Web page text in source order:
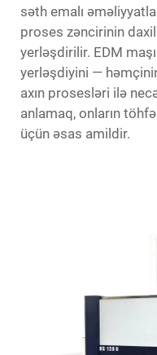
səth emalı
proses zəncirinin
yerləşdirilir. EDM
yerləşdiyini — həmçinin
axın prosesləri ilə
anlamaq, onların
üçün əsas amildir.